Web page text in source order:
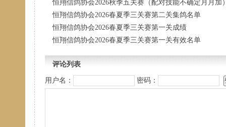
恒翔信鸽协会2026秋季五关赛（配对技能不确定月月加
恒翔信鸽协会2026春夏季三关赛第二关集鸽名单
恒翔信鸽协会2026春夏季三关赛第一关成绩
恒翔信鸽协会2026春夏季三关赛第一关有效名单
评论列表
用户名： 密码：